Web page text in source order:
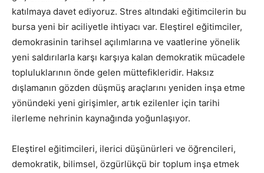
katılmaya davet ediyoruz. Stres altındaki eğitimcilerin bu
bursa yeni bir aciliyetle ihtiyacı var. Eleştirel eğitimciler,
demokrasinin tarihsel açılımlarına ve vaatlerine yönelik
yeni saldırılarla karşı karşıya kalan demokratik mücadele
topluluklarının önde gelen müttefikleridir. Haksız
dışlamanın gözden düşmüş araçlarını yeniden inşa etme
yönündeki yeni girişimler, artık ezilenler için tarihi
ilerleme nehrinin kaynağında yoğunlaşıyor.
Eleştirel eğitimcileri, ilerici düşünürleri ve öğrencileri,
demokratik, bilimsel, özgürlükçü bir toplum inşa etmek